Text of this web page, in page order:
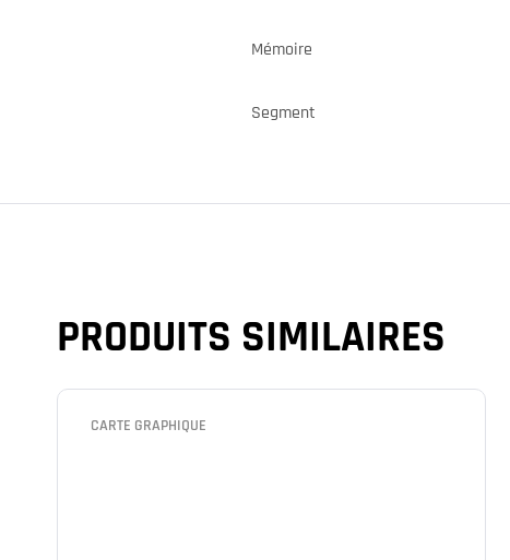
Mémoire
Segment
PRODUITS SIMILAIRES
CARTE GRAPHIQUE